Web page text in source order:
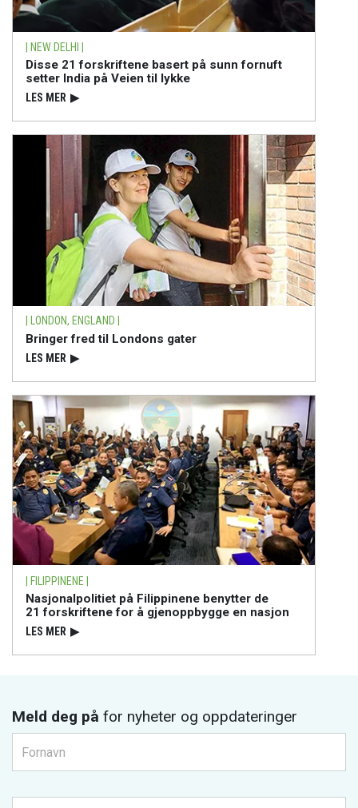
| NEW DELHI |
Disse 21 forskriftene basert på sunn fornuft
setter India på Veien til lykke
LES MER ▶
| LONDON, ENGLAND |
Bringer fred til Londons gater
LES MER ▶
| FILIPPINENE |
Nasjonalpolitiet på Filippinene benytter de
21 forskriftene for å gjenoppbygge en nasjon
LES MER ▶
Meld deg på for nyheter og oppdateringer